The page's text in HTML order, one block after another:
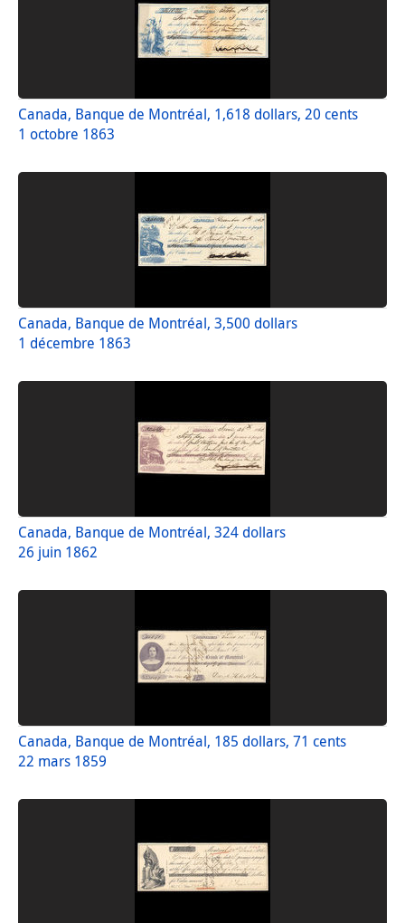
Canada, Banque de Montréal, 1,618 dollars, 20 cents
1 octobre 1863
Canada, Banque de Montréal, 3,500 dollars
1 décembre 1863
Canada, Banque de Montréal, 324 dollars
26 juin 1862
Canada, Banque de Montréal, 185 dollars, 71 cents
22 mars 1859